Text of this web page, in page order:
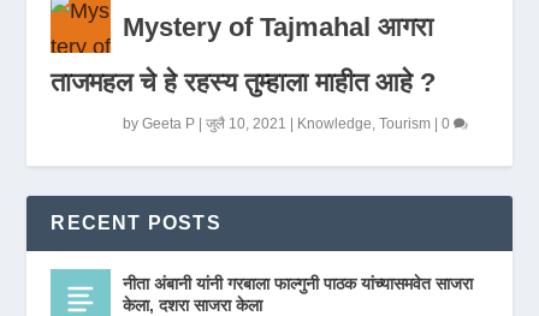
Mystery of Tajmahal आगरा
ताजमहल चे हे रहस्य तुम्हाला माहीत आहे ?
byGeeta P |जुलै 10, 2021 | Knowledge ,Tourism |0
RECENT POSTS
नीता अंबानी यांनी गरबाला फाल्गुनी पाठक यांच्यासमवेत साजरा
केला, दशरा साजरा केला